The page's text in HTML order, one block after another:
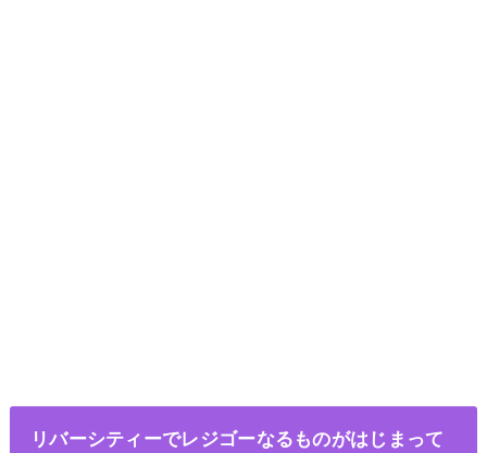
リバーシティーでレジゴーなるものがはじまって